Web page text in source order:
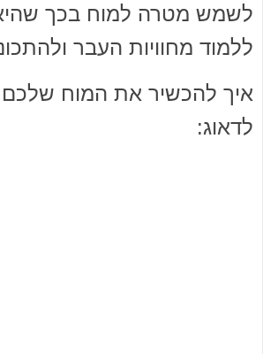
לשמש מטרה למוח בכך שהיא
ללמוד מחוויות העבר
איך להכשיר את המוח
לדאוג: